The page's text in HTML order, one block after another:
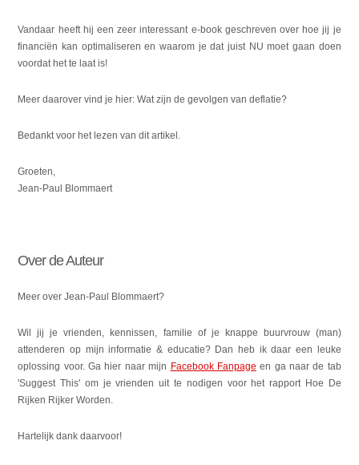
Vandaar heeft hij een zeer interessant e-book geschreven over hoe jij je
financiën kan optimaliseren en waarom je dat juist NU moet gaan doen
voordat het te laat is!
Meer daarover vind je hier: Wat zijn de gevolgen van deflatie?
Bedankt voor het lezen van dit artikel.
Groeten,
Jean-Paul Blommaert
Over de Auteur
Meer over Jean-Paul Blommaert?
Wil jij je vrienden, kennissen, familie of je knappe buurvrouw (man)
attenderen op mijn informatie & educatie? Dan heb ik daar een leuke
oplossing voor. Ga hier naar mijn Facebook Fanpage en ga naar de tab
'Suggest This' om je vrienden uit te nodigen voor het rapport Hoe De
Rijken Rijker Worden.
Hartelijk dank daarvoor!